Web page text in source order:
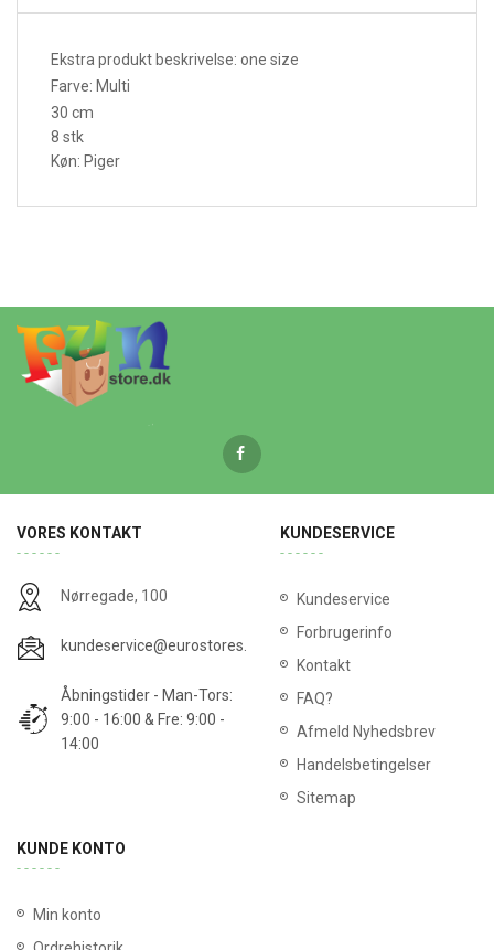
Ekstra produkt beskrivelse: one size
Farve: Multi
30 cm
8 stk
Køn: Piger
VORES KONTAKT
Nørregade, 100
kundeservice@eurostores.dk
Åbningstider - Man-Tors:
9:00 - 16:00 & Fre: 9:00 -
14:00
KUNDESERVICE
Kundeservice
Forbrugerinfo
Kontakt
FAQ?
Afmeld Nyhedsbrev
Handelsbetingelser
Sitemap
KUNDE KONTO
Min konto